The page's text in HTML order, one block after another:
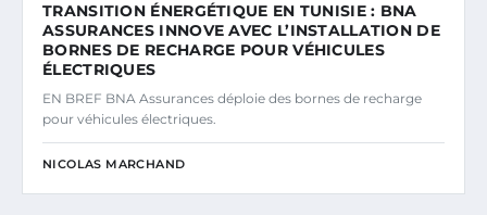
TRANSITION ÉNERGÉTIQUE EN TUNISIE : BNA
ASSURANCES INNOVE AVEC L’INSTALLATION DE
BORNES DE RECHARGE POUR VÉHICULES
ÉLECTRIQUES
EN BREF BNA Assurances déploie des bornes de recharge
pour véhicules électriques.
NICOLAS MARCHAND